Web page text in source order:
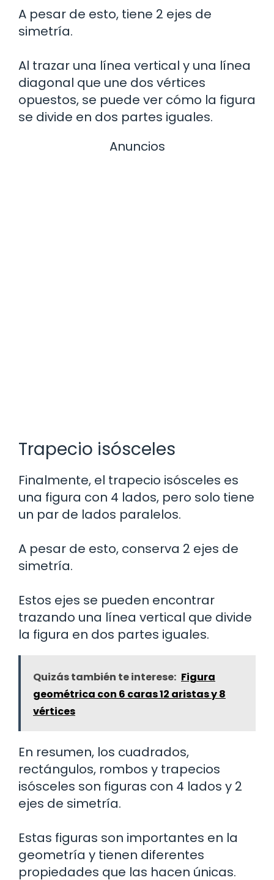
A pesar de esto, tiene 2 ejes de
simetría.
Al trazar una línea vertical y una línea
diagonal que une dos vértices
opuestos, se puede ver cómo la figura
se divide en dos partes iguales.
Anuncios
Trapecio isósceles
Finalmente, el trapecio isósceles es
una figura con 4 lados, pero solo tiene
un par de lados paralelos.
A pesar de esto, conserva 2 ejes de
simetría.
Estos ejes se pueden encontrar
trazando una línea vertical que divide
la figura en dos partes iguales.
Quizás también te interese: Figura
geométrica con 6 caras 12 aristas y 8
vértices
En resumen, los cuadrados,
rectángulos, rombos y trapecios
isósceles son figuras con 4 lados y 2
ejes de simetría.
Estas figuras son importantes en la
geometría y tienen diferentes
propiedades que las hacen únicas.